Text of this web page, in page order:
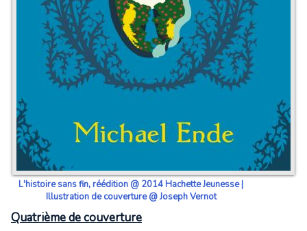
L'histoire sans fin, réédition @ 2014 Hachette Jeunesse |
Illustration de couverture @ Joseph Vernot
Quatrième de couverture